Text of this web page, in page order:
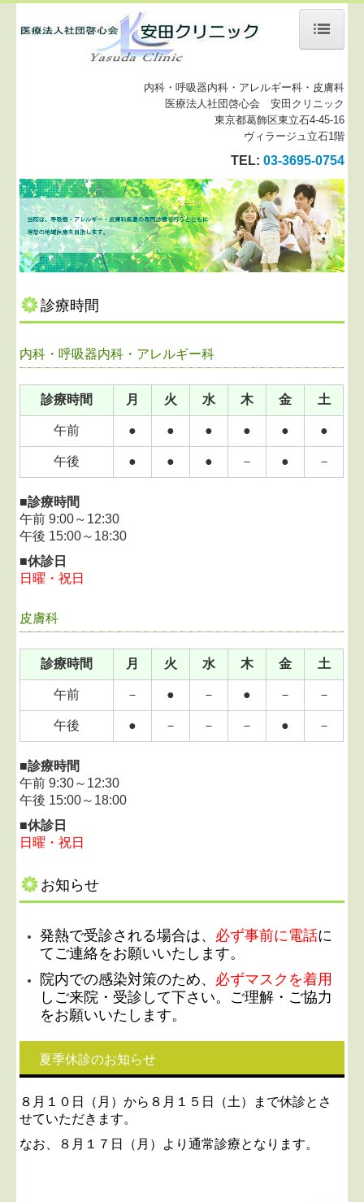
初診の方へ
当院の施設基準
内科・呼吸器内科・アレルギー科・皮膚科
医療法人社団啓心会 安田クリニック
東京都葛飾区東立石4-45-16
ヴィラージュ立石1階
TEL: 03-3695-0754
診療時間
内科・呼吸器内科・アレルギー科
診療時間 月 火 水 木 金 土
午前 ● ● ● ● ● ●
午後 ● ● ● － ● －
■診療時間
午前 9:00～12:30
午後 15:00～18:30
■休診日
日曜・祝日
皮膚科
診療時間 月 火 水 木 金 土
午前 － ● － ● － －
午後 ● － － － ● －
■診療時間
午前 9:30～12:30
午後 15:00～18:00
■休診日
日曜・祝日
お知らせ
発熱で受診される場合は、 必ず事前に電話に
てご連絡をお願いいたします。
院内での感染対策のため、 必ずマスクを着用
しご来院・受診して下さい。ご理解・ご協力
をお願いいたします。
夏季休診のお知らせ
８月１０日（月）から８月１５日（土）まで休診とさ
せていただきます。
なお、８月１７日（月）より通常診療となります。